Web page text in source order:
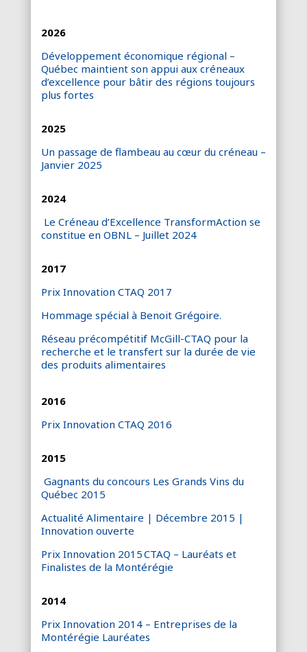
2026
Développement économique régional –
Québec maintient son appui aux créneaux
d’excellence pour bâtir des régions toujours
plus fortes
2025
Un passage de flambeau au cœur du créneau –
Janvier 2025
2024
Le Créneau d’Excellence TransformAction se
constitue en OBNL – Juillet 2024
2017
Prix Innovation CTAQ 2017
Hommage spécial à Benoit Grégoire.
Réseau précompétitif McGill-CTAQ pour la
recherche et le transfert sur la durée de vie
des produits alimentaires
2016
Prix Innovation CTAQ 2016
2015
Gagnants du concours Les Grands Vins du
Québec 2015
Actualité Alimentaire | Décembre 2015 |
Innovation ouverte
Prix Innovation 2015 CTAQ – Lauréats et
Finalistes de la Montérégie
2014
Prix Innovation 2014 – Entreprises de la
Montérégie Lauréates